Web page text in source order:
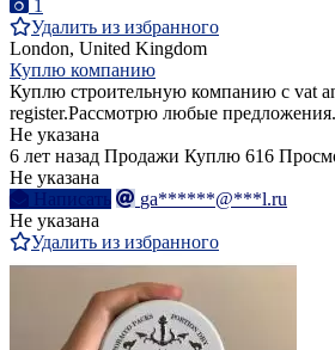
1
Удалить из избранного
London, United Kingdom
Куплю компанию
Куплю строительную компанию с vat
register.Рассмотрю любые предложения.
Не указана
6 лет назад Продажи Куплю 616
Не указана
Написать
ga******@***l.ru
Не указана
Удалить из избранного